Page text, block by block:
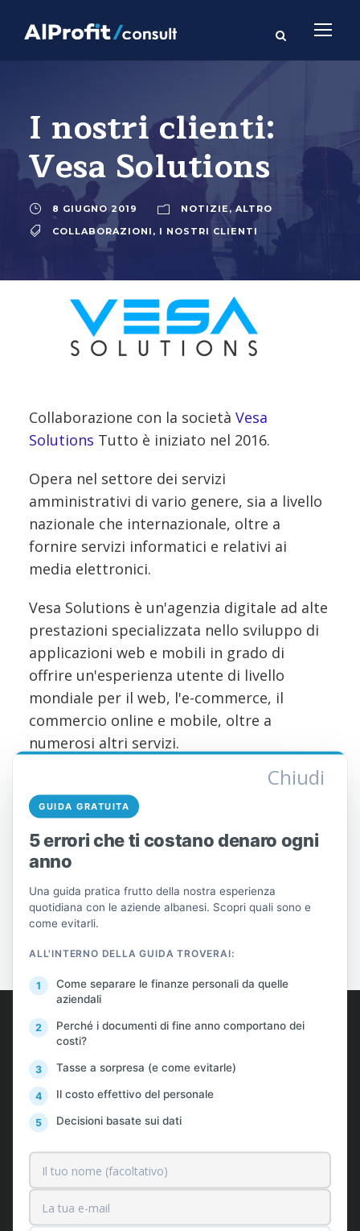
I nostri clienti:
Vesa Solutions
8 GIUGNO 2019 NOTIZIE , ALTRO
COLLABORAZIONI , I NOSTRI CLIENTI
Collaborazione con la società Vesa
Solutions Tutto è iniziato nel 2016.
Opera nel settore dei servizi
amministrativi di vario genere, sia a livello
nazionale che internazionale, oltre a
fornire servizi informatici e relativi ai
media elettronici.
Vesa Solutions è un'agenzia digitale ad alte
prestazioni specializzata nello sviluppo di
applicazioni web e mobili in grado di
offrire un'esperienza utente di livello
mondiale per il web, l'e-commerce, il
commercio online e mobile, oltre a
numerosi altri servizi.
PREVENIRE PROSSIMO
AlProfit
Chi siamo
Clienti
Prezzi
Contatti
News & Consigli Gratuiti
Richiedi Preventivo
Chiudi
GUIDA GRATUITA
5 errori che ti costano denaro ogni
anno
Una guida pratica frutto della nostra esperienza
quotidiana con le aziende albanesi. Scopri quali sono e
come evitarli.
ALL'INTERNO DELLA GUIDA TROVERAI:
Come separare le finanze personali da quelle
aziendali
Perché i documenti di fine anno comportano dei
costi?
Tasse a sorpresa (e come evitarle)
Il costo effettivo del personale
Decisioni basate sui dati